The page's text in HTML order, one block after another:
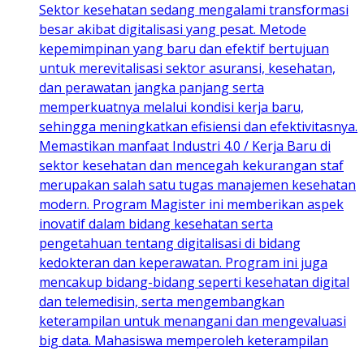
Sektor kesehatan sedang mengalami transformasi
besar akibat digitalisasi yang pesat. Metode
kepemimpinan yang baru dan efektif bertujuan
untuk merevitalisasi sektor asuransi, kesehatan,
dan perawatan jangka panjang serta
memperkuatnya melalui kondisi kerja baru,
sehingga meningkatkan efisiensi dan efektivitasnya.
Memastikan manfaat Industri 4.0 / Kerja Baru di
sektor kesehatan dan mencegah kekurangan staf
merupakan salah satu tugas manajemen kesehatan
modern. Program Magister ini memberikan aspek
inovatif dalam bidang kesehatan serta
pengetahuan tentang digitalisasi di bidang
kedokteran dan keperawatan. Program ini juga
mencakup bidang-bidang seperti kesehatan digital
dan telemedisin, serta mengembangkan
keterampilan untuk menangani dan mengevaluasi
big data. Mahasiswa memperoleh keterampilan